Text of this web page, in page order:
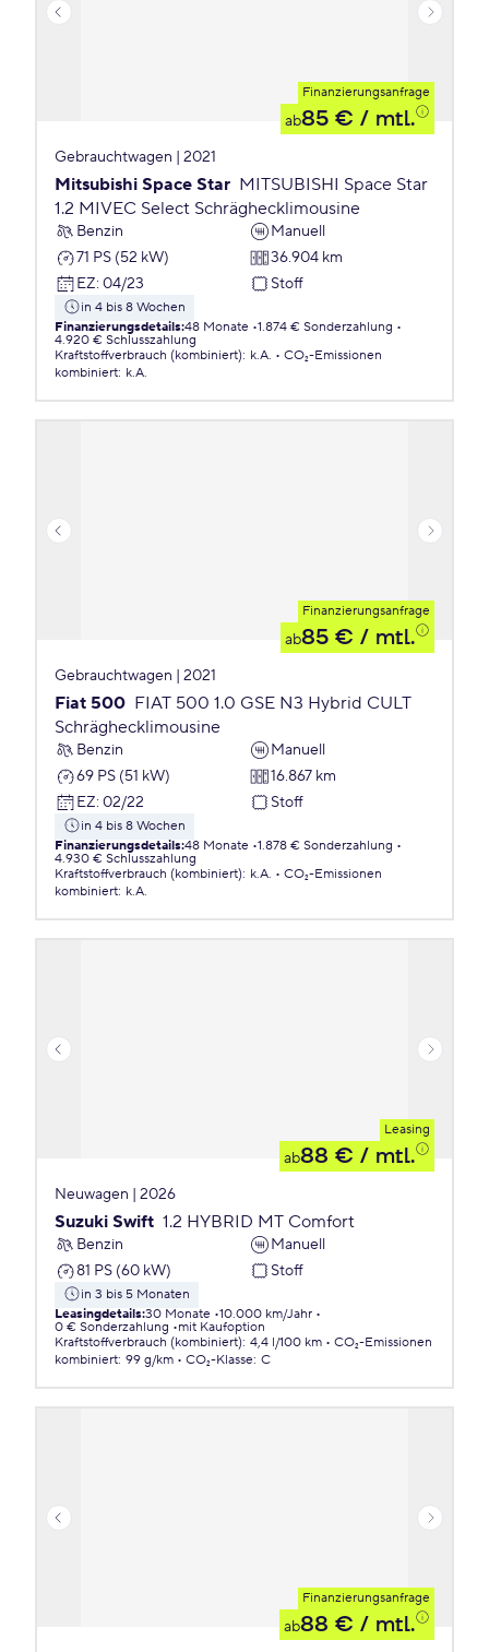
Finanzierungsanfrage
ab85 € / mtl.
Gebrauchtwagen | 2021
Mitsubishi Space Star MITSUBISHI Space Star
1.2 MIVEC Select Schräghecklimousine
Benzin
Manuell
71 PS (52 kW)
36.904 km
EZ: 04/23 Stoff
in 4 bis 8 Wochen
Finanzierungsdetails:48 Monate 1.874 € Sonderzahlung
4.920 € Schlusszahlung
Kraftstoffverbrauch (kombiniert): k.A.
CO₂-Emissionen
kombiniert: k.A.
Finanzierungsanfrage
ab85 € / mtl.
Gebrauchtwagen | 2021
Fiat 500 FIAT 500 1.0 GSE N3 Hybrid CULT
Schräghecklimousine
Benzin
Manuell
69 PS (51 kW)
16.867 km
EZ: 02/22 Stoff
in 4 bis 8 Wochen
Finanzierungsdetails:48 Monate 1.878 € Sonderzahlung
4.930 € Schlusszahlung
Kraftstoffverbrauch (kombiniert): k.A.
CO₂-Emissionen
kombiniert: k.A.
Leasing
ab88 € / mtl.
Neuwagen | 2026
Suzuki Swift 1.2 HYBRID MT Comfort
Benzin
Manuell
81 PS (60 kW)
Stoff
in 3 bis 5 Monaten
Leasingdetails:30 Monate 10.000 km/Jahr
0 € Sonderzahlung
mit Kaufoption
Kraftstoffverbrauch (kombiniert): 4,4 l/100 km
CO₂-Emissionen
kombiniert: 99 g/km CO₂-Klasse: C
Finanzierungsanfrage
ab88 € / mtl.